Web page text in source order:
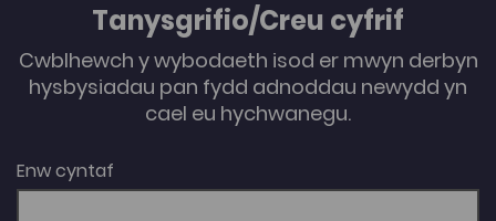
Tanysgrifio/Creu cyfrif
Cwblhewch y wybodaeth isod er mwyn derbyn
hysbysiadau pan fydd adnoddau newydd yn
cael eu hychwanegu.
Enw cyntaf